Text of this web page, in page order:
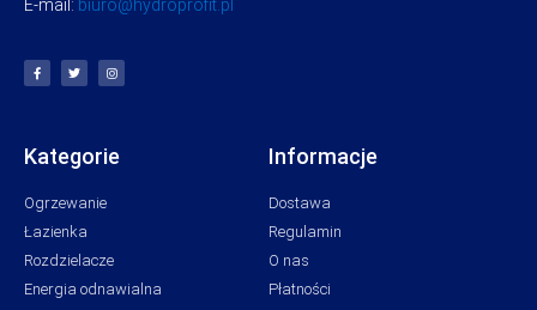
E-mail: biuro@hydroprofit.pl
Kategorie
Ogrzewanie
Łazienka
Rozdzielacze
Energia odnawialna
Informacje
Dostawa
Regulamin
O nas
Płatności